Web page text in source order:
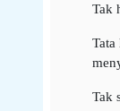
Tak
Tata
Tak